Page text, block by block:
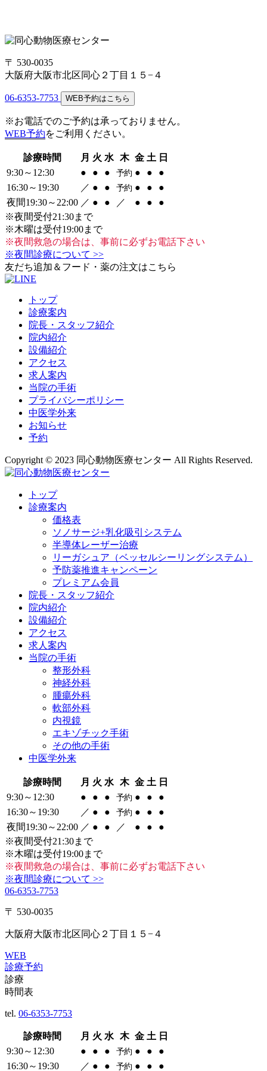
〒 530-0035
大阪府大阪市北区同心２丁目１５−４
06-6353-7753 WEB予約はこちら
※お電話でのご予約は承っておりません。
WEB予約をご利用ください。
診療時間 月 火 水 木 金 土 日
9:30～12:30
● ● ● 予約 ● ●
●
16:30～19:30
／ ● ● 予約 ● ●
●
夜間19:30～22:00 ／ ● ● ／ ● ●
●
※夜間受付21:30まで
※木曜は受付19:00まで
※夜間救急の場合は、事前に必ずお電話下さい
※夜間診療について >>
友だち追加＆フード・薬の注文はこちら
トップ
診療案内
院長・スタッフ紹介
院内紹介
設備紹介
アクセス
求人案内
当院の手術
プライバシーポリシー
中医学外来
お知らせ
予約
Copyright © 2023 同心動物医療センター All Rights Reserved.
トップ
診療案内
価格表
ソノサージ+乳化吸引システム
半導体レーザー治療
リーガシュア（ベッセルシーリングシステム）
予防薬推進キャンペーン
プレミアム会員
院長・ スタッフ紹介
院内紹介
設備紹介
アクセス
求人案内
当院の手術
整形外科
神経外科
腫瘍外科
軟部外科
内視鏡
エキゾチック手術
その他の手術
中医学外来
診療時間 月 火 水 木 金 土 日
9:30～12:30
● ● ● 予約 ● ●
●
16:30～19:30
／ ● ● 予約 ● ●
●
夜間19:30～22:00 ／ ● ● ／ ● ●
●
※夜間受付21:30まで
※木曜は受付19:00まで
※夜間救急の場合は、事前に必ずお電話下さい
※夜間診療について >>
06-6353-7753
〒 530-0035
大阪府大阪市北区同心２丁目１５−４
WEB
診療予約
診療
時間表
tel. 06-6353-7753
診療時間 月 火 水 木 金 土 日
9:30～12:30
● ● ● 予約 ● ●
●
16:30～19:30
／ ● ● 予約 ● ● ●